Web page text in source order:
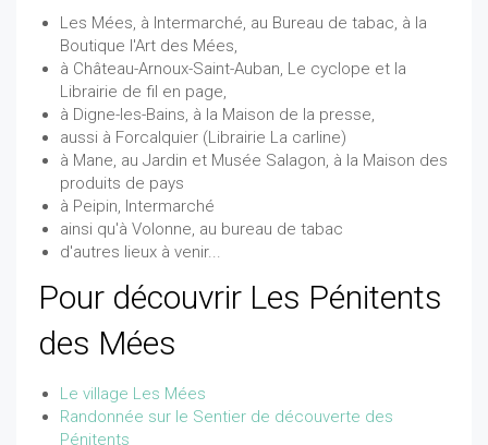
Les Mées, à Intermarché, au Bureau de tabac, à la
Boutique l'Art des Mées,
à Château-Arnoux-Saint-Auban, Le cyclope et la
Librairie de fil en page,
à Digne-les-Bains, à la Maison de la presse,
aussi à Forcalquier (Librairie La carline)
à Mane, au Jardin et Musée Salagon, à la Maison des
produits de pays
à Peipin, Intermarché
ainsi qu'à Volonne, au bureau de tabac
d'autres lieux à venir...
Pour découvrir Les Pénitents
des Mées
Le village Les Mées
Randonnée sur le Sentier de découverte des
Pénitents